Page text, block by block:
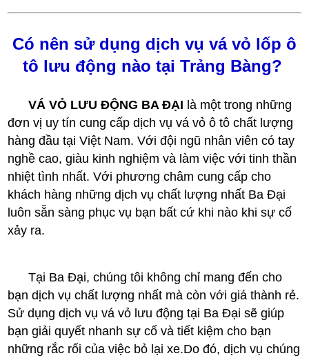
Có nên sử dụng dịch vụ vá vỏ lốp ô
tô lưu động nào tại Trảng Bàng?
VÁ VỎ LƯU ĐỘNG BA ĐẠI là một trong những
đơn vị uy tín cung cấp dịch vụ vá vỏ ô tô chất lượng
hàng đầu tại Việt Nam. Với đội ngũ nhân viên có tay
nghề cao, giàu kinh nghiệm và làm việc với tinh thần
nhiệt tình nhất. Với phương châm cung cấp cho
khách hàng những dịch vụ chất lượng nhất Ba Đại
luôn sẵn sàng phục vụ bạn bất cứ khi nào khi sự cố
xảy ra.
Tại Ba Đại, chúng tôi không chỉ mang đến cho
bạn dịch vụ chất lượng nhất mà còn với giá thành rẻ.
Sử dụng dịch vụ vá vỏ lưu động tại Ba Đại sẽ giúp
bạn giải quyết nhanh sự cố và tiết kiệm cho bạn
những rắc rối của việc bỏ lại xe.Do đó, dịch vụ chúng